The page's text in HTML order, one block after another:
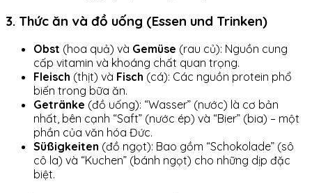
3. Thức ăn và đồ uống (Essen und Trinken)
Obst (hoa quả) và Gemüse (rau củ): Nguồn cung
cấp vitamin và khoáng chất quan trọng.
Fleisch (thịt) và Fisch (cá): Các nguồn protein phổ
biến trong bữa ăn.
Getränke (đồ uống): “Wasser” (nước) là cơ bản
nhất, bên cạnh “Saft” (nước ép) và “Bier” (bia) – một
phần của văn hóa Đức.
Süßigkeiten (đồ ngọt): Bao gồm “Schokolade” (sô
cô la) và “Kuchen” (bánh ngọt) cho những dịp đặc
biệt.